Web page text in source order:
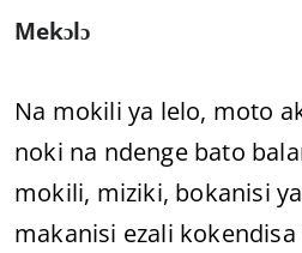
Mekɔlɔ
Na mokili ya lelo, moto
noki na ndenge bato
mokili, miziki, bokanisi
makanisi ezali